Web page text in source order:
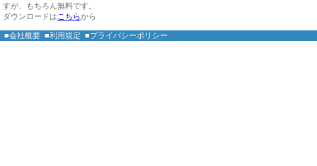
すが、もちろん無料です。
ダウンロードは こちらから
■会社概要 ■利用規定 ■プライバシーポリシー